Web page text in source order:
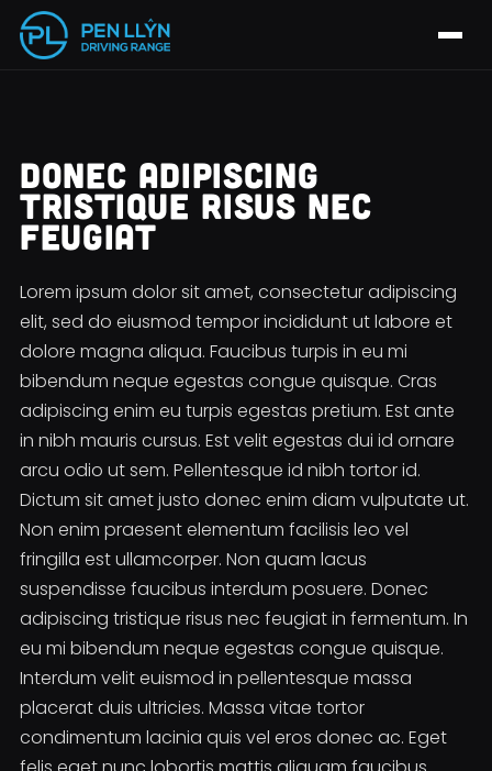
DONEC ADIPISCING
TRISTIQUE RISUS NEC
FEUGIAT
Lorem ipsum dolor sit amet, consectetur adipiscing
elit, sed do eiusmod tempor incididunt ut labore et
dolore magna aliqua. Faucibus turpis in eu mi
bibendum neque egestas congue quisque. Cras
adipiscing enim eu turpis egestas pretium. Est ante
in nibh mauris cursus. Est velit egestas dui id ornare
arcu odio ut sem. Pellentesque id nibh tortor id.
Dictum sit amet justo donec enim diam vulputate ut.
Non enim praesent elementum facilisis leo vel
fringilla est ullamcorper. Non quam lacus
suspendisse faucibus interdum posuere. Donec
adipiscing tristique risus nec feugiat in fermentum. In
eu mi bibendum neque egestas congue quisque.
Interdum velit euismod in pellentesque massa
placerat duis ultricies. Massa vitae tortor
condimentum lacinia quis vel eros donec ac. Eget